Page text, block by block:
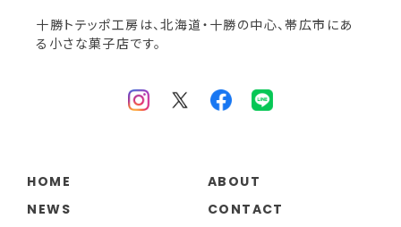
十勝トテッポ工房は、北海道・十勝の中心、帯広市にあ
る小さな菓子店です。
HOME
ABOUT
NEWS
CONTACT